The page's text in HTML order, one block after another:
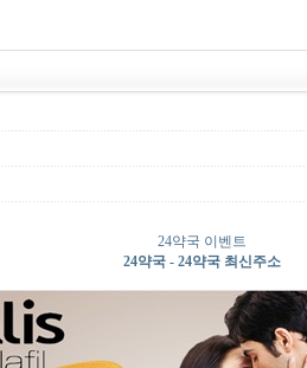
24약국 이벤트
24약국 - 24약국 최신주소